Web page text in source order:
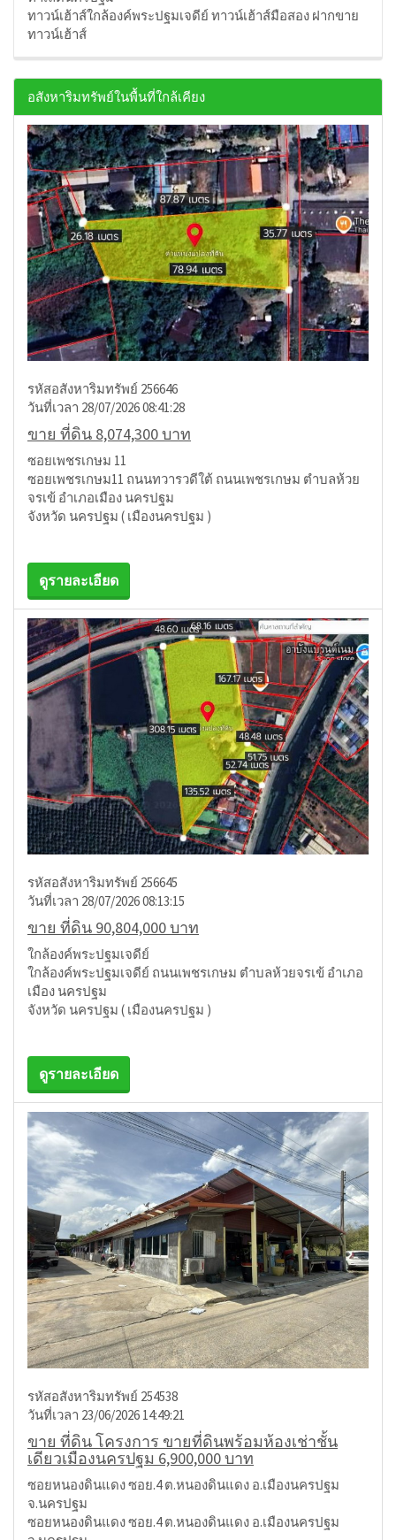
ทาวน์เฮ้าส์ใกล้องค์พระปฐมเจดีย์ ทาวน์เฮ้าส์มือสอง ฝากขาย
ทาวน์เฮ้าส์
อสังหาริมทรัพย์ในพื้นที่ใกล้เคียง
รหัสอสังหาริมทรัพย์ 256646
วันที่เวลา 28/07/2026 08:41:28
ขาย ที่ดิน 8,074,300 บาท
ซอยเพชรเกษม 11
ซอยเพชรเกษม11 ถนนทวารวดีใต้ ถนนเพชรเกษม ตำบลห้วย
จรเข้ อำเภอเมือง นครปฐม
จังหวัด นครปฐม ( เมืองนครปฐม )
ดูรายละเอียด
รหัสอสังหาริมทรัพย์ 256645
วันที่เวลา 28/07/2026 08:13:15
ขาย ที่ดิน 90,804,000 บาท
ใกล้องค์พระปฐมเจดีย์
ใกล้องค์พระปฐมเจดีย์ ถนนเพชรเกษม ตำบลห้วยจรเข้ อำเภอ
เมือง นครปฐม
จังหวัด นครปฐม ( เมืองนครปฐม )
ดูรายละเอียด
รหัสอสังหาริมทรัพย์ 254538
วันที่เวลา 23/06/2026 14:49:21
ขาย ที่ดิน โครงการ ขายที่ดินพร้อมห้องเช่าชั้น
เดียวเมืองนครปฐม 6,900,000 บาท
ซอยหนองดินแดง ซอย.4 ต.หนองดินแดง อ.เมืองนครปฐม
จ.นครปฐม
ซอยหนองดินแดง ซอย.4 ต.หนองดินแดง อ.เมืองนครปฐม